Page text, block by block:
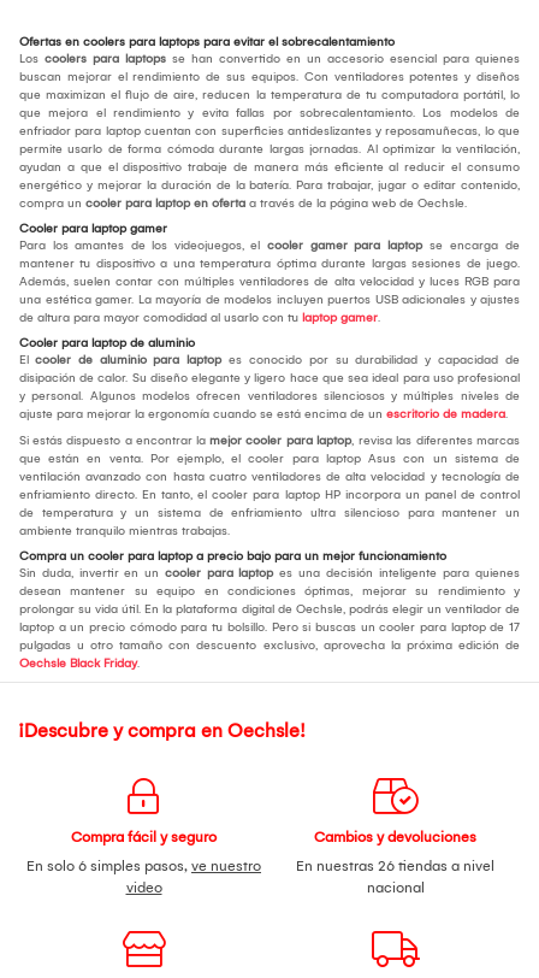
Ofertas en coolers para laptops para evitar el sobrecalentamiento
Los coolers para laptops se han convertido en un accesorio esencial para quienes
buscan mejorar el rendimiento de sus equipos. Con ventiladores potentes y diseños
que maximizan el flujo de aire, reducen la temperatura de tu computadora portátil, lo
que mejora el rendimiento y evita fallas por sobrecalentamiento. Los modelos de
enfriador para laptop cuentan con superficies antideslizantes y reposamuñecas, lo que
permite usarlo de forma cómoda durante largas jornadas. Al optimizar la ventilación,
ayudan a que el dispositivo trabaje de manera más eficiente al reducir el consumo
energético y mejorar la duración de la batería. Para trabajar, jugar o editar contenido,
compra un cooler para laptop en oferta a través de la página web de Oechsle.
Cooler para laptop gamer
Para los amantes de los videojuegos, el cooler gamer para laptopse encarga de
mantener tu dispositivo a una temperatura óptima durante largas sesiones de juego.
Además, suelen contar con múltiples ventiladores de alta velocidad y luces RGB para
una estética gamer. La mayoría de modelos incluyen puertos USB adicionales y ajustes
de altura para mayor comodidad al usarlo con tu laptop gamer.
Cooler para laptop de aluminio
El cooler de aluminio para laptopes conocido por su durabilidad y capacidad de
disipación de calor. Su diseño elegante y ligero hace que sea ideal para uso profesional
y personal. Algunos modelos ofrecen ventiladores silenciosos y múltiples niveles de
ajuste para mejorar la ergonomía cuando se está encima de un escritorio de madera.
Si estás dispuesto a encontrar la mejor cooler para laptop, revisa las diferentes marcas
que están en venta. Por ejemplo, el cooler para laptop Asus con un sistema de
ventilación avanzado con hasta cuatro ventiladores de alta velocidad y tecnología de
enfriamiento directo. En tanto, el cooler para laptop HP incorpora un panel de control
de temperatura y un sistema de enfriamiento ultra silencioso para mantener un
ambiente tranquilo mientras trabajas.
Compra un cooler para laptop a precio bajo para un mejor funcionamiento
Sin duda, invertir en un cooler para laptopes una decisión inteligente para quienes
desean mantener su equipo en condiciones óptimas, mejorar su rendimiento y
prolongar su vida útil. En la plataforma digital de Oechsle, podrás elegir un ventilador de
laptop a un precio cómodo para tu bolsillo. Pero si buscas un cooler para laptop de 17
pulgadas u otro tamaño con descuento exclusivo, aprovecha la próxima edición de
Oechsle Black Friday.
¡Descubre y compra en Oechsle!
Compra fácil y seguro
En solo 6 simples pasos, ve nuestro
video
Cambios y devoluciones
En nuestras 26 tiendas a nivel
nacional